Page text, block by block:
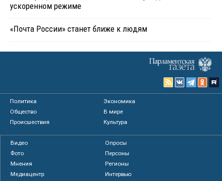
ускоренном режиме
«Почта России» станет ближе к людям
Политика
Экономика
Общество
В мире
Происшествия
Культура
Видео
Опросы
Фото
Персоны
Мнения
Регионы
Медиацентр
Интервью